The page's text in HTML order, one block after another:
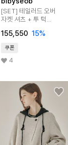
[SET] 테일러드 오버
자켓 셔츠 + 투 턱
155,550 15%
쿠폰
4